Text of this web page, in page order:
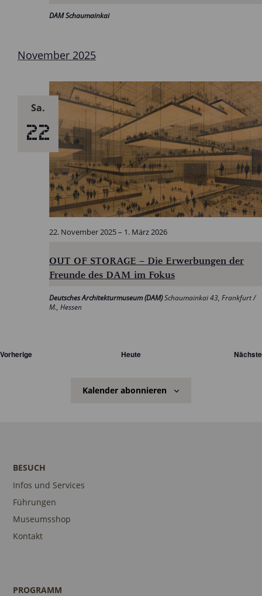
DAM Schaumainkai
November 2025
Sa.
22
OUT OF STORAGE – Die Erwerbungen der
Freunde des DAM im Fokus
22. November 2025– 1. März 2026
Deutsches Architekturmuseum (DAM)Schaumainkai 43, Frankfurt /
M., Hessen
VorherigeVeranstaltungen Heute Nächste
Kalender abonnieren
BESUCH
Infos und Services
Führungen
Museumsshop
Kontakt
PROGRAMM